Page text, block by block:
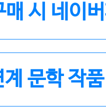
시 네이
문학 작